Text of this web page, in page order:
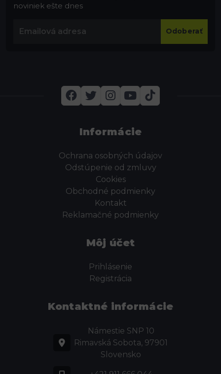
noviniek ešte dnes
Odoberať
Informácie
Ochrana osobných údajov
Odstúpenie od zmluvy
Cookies
Obchodné podmienky
Kontakt
Reklamačné podmienky
Môj účet
Prihlásenie
Registrácia
Kontaktné informácie
Námestie SNP 10
Rimavská Sobota, 97901
Slovensko